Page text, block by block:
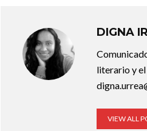
DIGNA
literario y el
VIEW ALL